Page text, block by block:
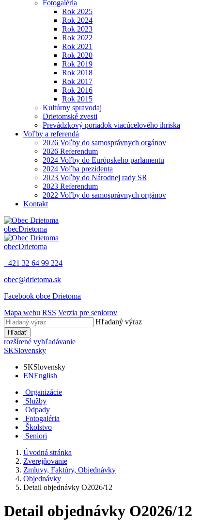
Fotogaléria
Rok 2025
Rok 2024
Rok 2023
Rok 2022
Rok 2021
Rok 2020
Rok 2019
Rok 2018
Rok 2017
Rok 2016
Rok 2015
Kultúrny spravodaj
Drietomské zvesti
Prevádzkový poriadok viacúcelového ihriska
Voľby a referendá
2026 Voľby do samosprávnych orgánov
2026 Referendum
2024 Voľby do Európskeho parlamentu
2024 Voľba prezidenta
2023 Voľby do Národnej rady SR
2023 Referendum
2022 Voľby do samosprávnych orgánov
Kontakt
obecDrietoma
obecDrietoma
+421 32 64 99 224
obec@drietoma.sk
Facebook obce Drietoma
Mapa webu RSS Verzia pre seniorov
Hľadaný výraz
Hľadať
rozšírené vyhľadávanie
SKSlovensky
SKSlovensky
ENEnglish
Organizácie
Služby
Odpady
Fotogaléria
Školstvo
Seniori
Úvodná stránka
Zverejňovanie
Zmluvy, Faktúry, Objednávky
Objednávky
Detail objednávky O2026/12
Detail objednávky O2026/12